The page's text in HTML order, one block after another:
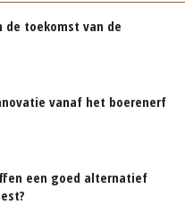
de toekomst van de
vanaf het boerenerf
een goed alternatief